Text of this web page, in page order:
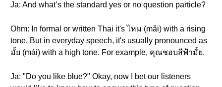
Ja: And what’s the standard yes or no question particle?
Ohm: In formal or written Thai it's ไหม (mǎi) with a rising
tone. But in everyday speech, it's usually pronounced as
มั้ย (mái) with a high tone. For example, คุณชอบสีฟ้ามั้ย.
Ja: "Do you like blue?" Okay, now I bet our listeners